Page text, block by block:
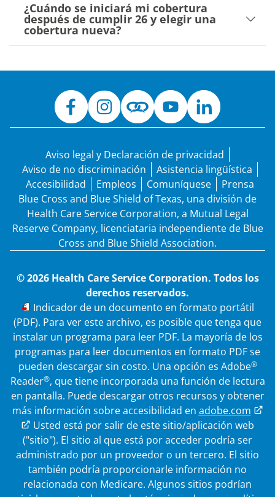
¿Cuándo se iniciará mi cobertura
después de cumplir 26 y elegir una
cobertura nueva?
Aviso legal y Declaración de privacidad
Aviso de no discriminación
Asistencia lingüística
Accesibilidad
Empleos Comuníquese
Prensa
Blue Cross and Blue Shield of Texas, una división de
Health Care Service Corporation, a Mutual Legal
Reserve Company, licenciataria independiente de Blue
Cross and Blue Shield Association.
© 2026 Health Care Service Corporation. Todos los
derechos reservados.
PDF
Indicador de un documento en formato portátil
(PDF). Para ver este archivo, es posible que tenga que
instalar un programa para leer PDF. La mayoría de los
programas para leer documentos en formato PDF se
pueden descargar sin costo. Una opción es Adobe®
Reader®, que tiene incorporada una función de lectura
en pantalla. Puede descargar otros recursos y obtener
más información sobre accesibilidad en adobe.com
Enlace externo
Usted está por salir de este sitio/aplicación web
("sitio"). El sitio al que está por acceder podría ser
administrado por un proveedor o un tercero. El sitio
también podría proporcionarle información no
relacionada con Medicare. Algunos sitios podrían